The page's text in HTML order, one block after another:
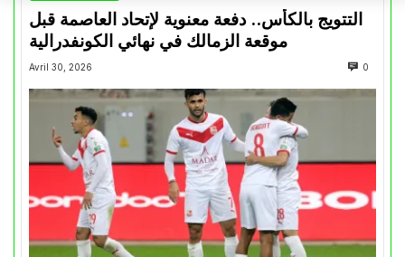
التتويج بالكأس.. دفعة معنوية لإتحاد العاصمة قبل
موقعة الزمالك في نهائي الكونفدرالية
Avril 30, 2026 0